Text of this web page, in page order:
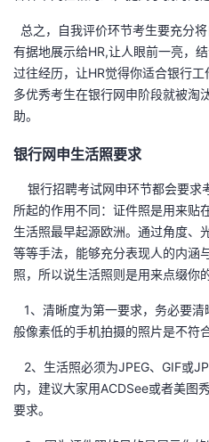
总之，自我评价环节考生要充分
有据地展示给HR,让人眼前一亮，
过往经历，让HR觉得你适合银行
多优秀考生在银行网申阶段就被淘
助。
银行网申生活照要求
银行招聘考试网申环节都会要求
所起的作用不同：证件照是用来贴
生活照最早起源欧洲。通过角度、
等等手法，能够充分表现人的内涵
照，所以说生活照则是用来点缀你
1、清晰度为第一要求，务必要
般像素低的手机拍摄的照片是不符
2、生活照必须为JPEG、GIF或
内，建议大家用ACDSee或者美图
要求。